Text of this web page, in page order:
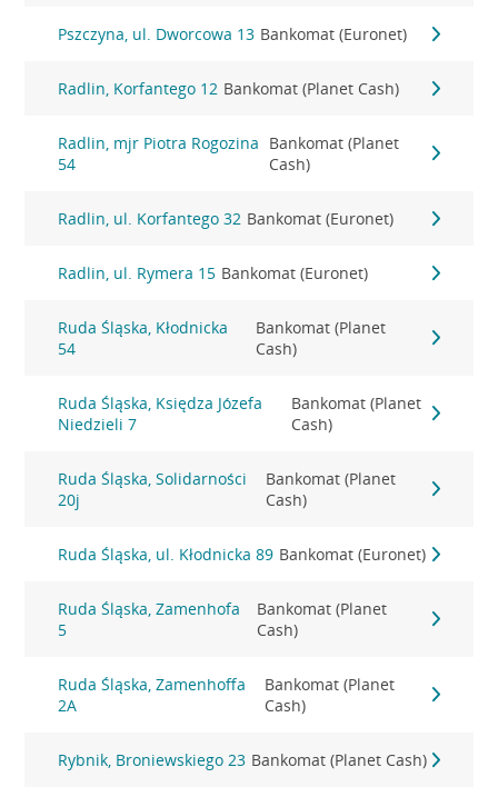
Pszczyna, ul. Dworcowa 13 Bankomat (Euronet)
Radlin, Korfantego 12 Bankomat (Planet Cash)
Radlin, mjr Piotra Rogozina
54
Bankomat (Planet
Cash)
Radlin, ul. Korfantego 32 Bankomat (Euronet)
Radlin, ul. Rymera 15 Bankomat (Euronet)
Ruda Śląska, Kłodnicka
54
Bankomat (Planet
Cash)
Ruda Śląska, Księdza Józefa
Niedzieli 7
Bankomat (Planet
Cash)
Ruda Śląska, Solidarności
20j
Bankomat (Planet
Cash)
Ruda Śląska, ul. Kłodnicka 89 Bankomat (Euronet)
Ruda Śląska, Zamenhofa
5
Bankomat (Planet
Cash)
Ruda Śląska, Zamenhoffa
2A
Bankomat (Planet
Cash)
Rybnik, Broniewskiego 23 Bankomat (Planet Cash)